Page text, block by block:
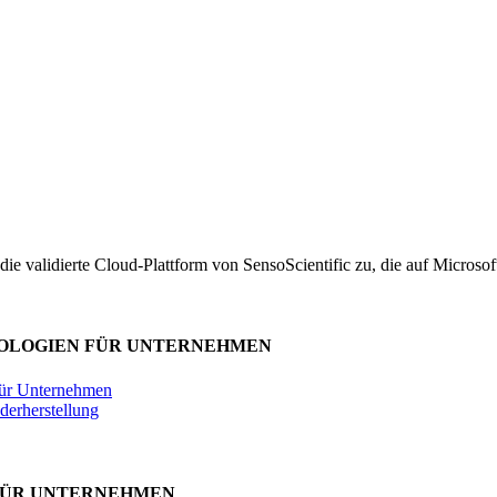
validierte Cloud-Plattform von SensoScientific zu, die auf
FÜR UNTERNEHMEN
Unternehmen
UNTERNEHMEN